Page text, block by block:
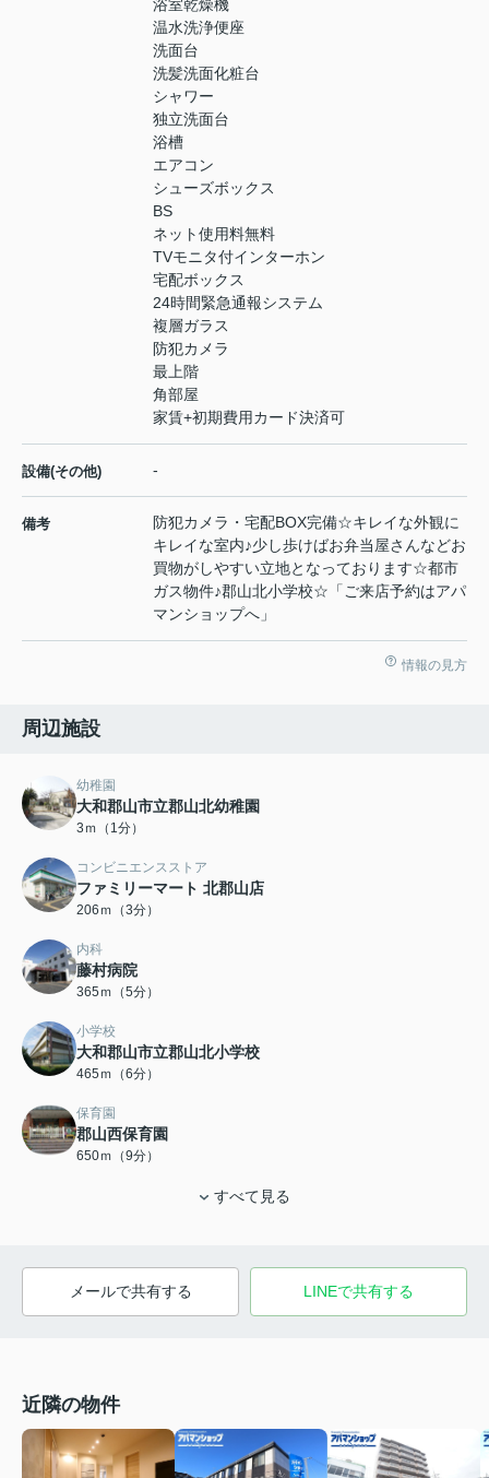
浴室乾燥機
温水洗浄便座
洗面台
洗髪洗面化粧台
シャワー
独立洗面台
浴槽
エアコン
シューズボックス
BS
ネット使用料無料
TVモニタ付インターホン
宅配ボックス
24時間緊急通報システム
複層ガラス
防犯カメラ
最上階
角部屋
家賃+初期費用カード決済可
設備(その他) -
備考
防犯カメラ・宅配BOX完備☆キレイな外観に
キレイな室内♪少し歩けばお弁当屋さんなどお
買物がしやすい立地となっております☆都市
ガス物件♪郡山北小学校☆「ご来店予約はアパ
マンショップへ」
情報の見方
周辺施設
幼稚園
大和郡山市立郡山北幼稚園
3ｍ（1分）
コンビニエンスストア
ファミリーマート 北郡山店
206ｍ（3分）
内科
藤村病院
365ｍ（5分）
小学校
大和郡山市立郡山北小学校
465ｍ（6分）
保育園
郡山西保育園
650ｍ（9分）
すべて見る
メールで共有する LINEで共有する
近隣の物件